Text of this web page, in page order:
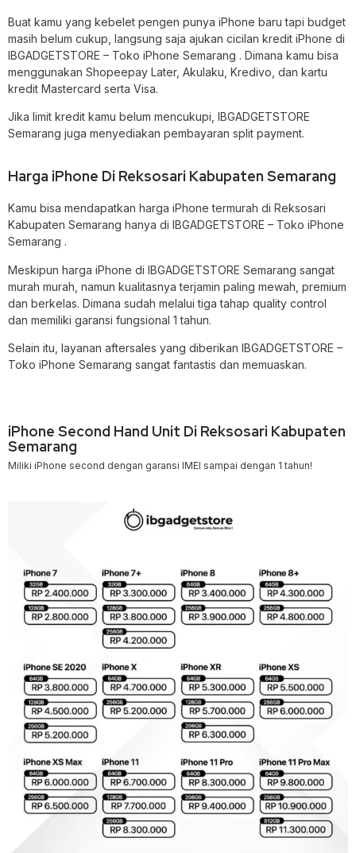
Buat kamu yang kebelet pengen punya iPhone baru tapi budget
masih belum cukup, langsung saja ajukan cicilan kredit iPhone di
IBGADGETSTORE – Toko iPhone Semarang . Dimana kamu bisa
menggunakan Shopeepay Later, Akulaku, Kredivo, dan kartu
kredit Mastercard serta Visa.
Jika limit kredit kamu belum mencukupi, IBGADGETSTORE
Semarang juga menyediakan pembayaran split payment.
Harga iPhone Di Reksosari Kabupaten Semarang
Kamu bisa mendapatkan harga iPhone termurah di Reksosari
Kabupaten Semarang hanya di IBGADGETSTORE – Toko iPhone
Semarang .
Meskipun harga iPhone di IBGADGETSTORE Semarang sangat
murah murah, namun kualitasnya terjamin paling mewah, premium
dan berkelas. Dimana sudah melalui tiga tahap quality control
dan memiliki garansi fungsional 1 tahun.
Selain itu, layanan aftersales yang diberikan IBGADGETSTORE –
Toko iPhone Semarang sangat fantastis dan memuaskan.
iPhone Second Hand Unit Di Reksosari Kabupaten
Semarang
Miliki iPhone second dengan garansi IMEI sampai dengan 1 tahun!